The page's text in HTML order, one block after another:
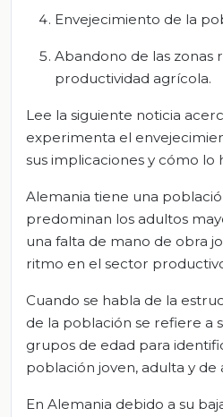
Envejecimiento de la
Abandono de las zonas
productividad agrícola.
Lee la siguiente noticia
experimenta el
sus implicaciones y cómo lo
Alemania tiene una
predominan los adultos
una falta de mano de obra
ritmo en el sector
Cuando se habla de la
de la población se refiere a
grupos de edad para
población joven, adulta y de
En Alemania debido a su